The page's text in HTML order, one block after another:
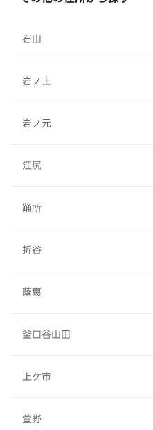
石山
岩ノ上
岩ノ元
江尻
踊所
折谷
蔭裏
釜口谷山田
上ケ市
萱野